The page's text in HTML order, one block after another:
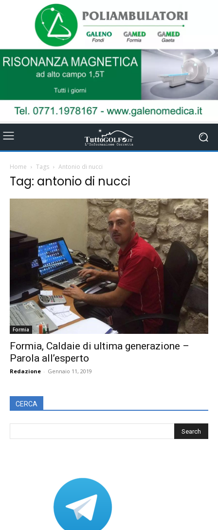
Home Tags Antonio di nucci
Tag: antonio di nucci
Formia
Formia, Caldaie di ultima generazione –
Parola all’esperto
Redazione - Gennaio 11, 2019
CERCA